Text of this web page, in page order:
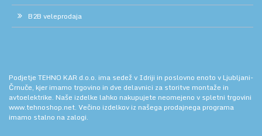
B2B veleprodaja
Podjetje TEHNO KAR d.o.o. ima sedež v Idriji in poslovno enoto v Ljubljani-
Črnuče, kjer imamo trgovino in dve delavnici za storitve montaže in
avtoelektrike. Naše izdelke lahko nakupujete neomejeno v spletni trgovini
www.tehnoshop.net. Večino izdelkov iz našega prodajnega programa
imamo stalno na zalogi.